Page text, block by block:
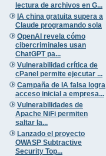
lectura de archivos en G...
IA china gratuita supera a
Claude programando sola
OpenAI revela cómo
cibercriminales usan
ChatGPT pa...
Vulnerabilidad crítica de
cPanel permite ejecutar ...
Campaña de IA falsa logra
acceso inicial a empresa...
Vulnerabilidades de
Apache NiFi permiten
saltar la...
Lanzado el proyecto
OWASP Subtractive
Security Top...